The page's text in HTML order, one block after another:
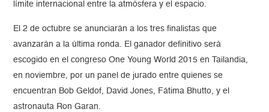
límite internacional entre la atmósfera y el espacio.
El 2 de octubre se anunciarán a los tres finalistas que
avanzarán a la última ronda. El ganador definitivo será
escogido en el congreso One Young World 2015 en Tailandia,
en noviembre, por un panel de jurado entre quienes se
encuentran Bob Geldof, David Jones, Fátima Bhutto, y el
astronauta Ron Garan.